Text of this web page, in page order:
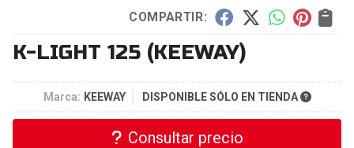
COMPARTIR:
K-LIGHT 125 (KEEWAY)
Marca: KEEWAY DISPONIBLE SÓLO EN TIENDA
Consultar precio